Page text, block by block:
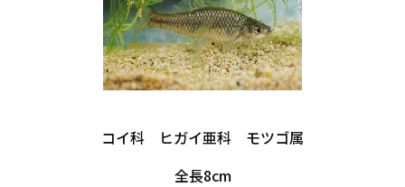
コイ科 ヒガイ亜科 モツゴ属
全長8cm